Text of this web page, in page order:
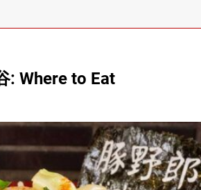
: Where to Eat